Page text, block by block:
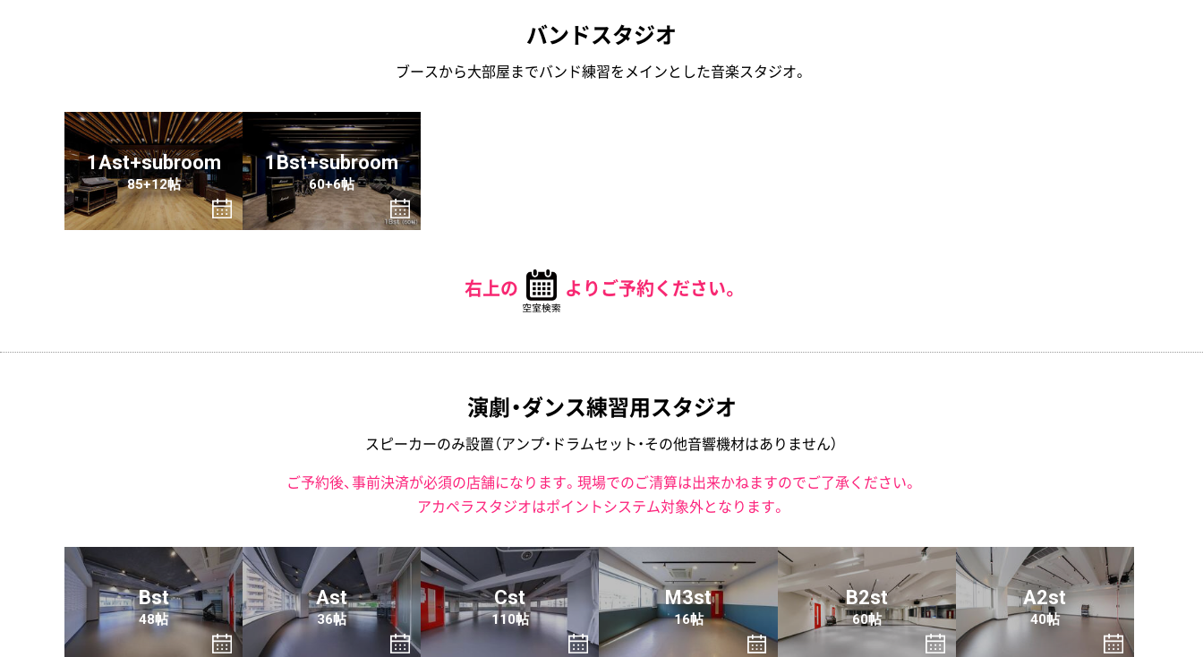
バンドスタジオ
ブースから大部屋までバンド練習をメインとした音楽スタジオ。
1Ast+subroom
85+12帖
1Bst+subroom
60+6帖
右上の よりご予約ください。
演劇・ダンス練習用スタジオ
スピーカーのみ設置（アンプ・ドラムセット・その他音響機材はありません）
ご予約後、事前決済が必須の店舗になります。現場でのご清算は出来かねますのでご了承ください。
アカペラスタジオはポイントシステム対象外となります。
Bst
48帖
Ast
36帖
Cst
110帖
M3st
16帖
B2st
60帖
A2st
40帖